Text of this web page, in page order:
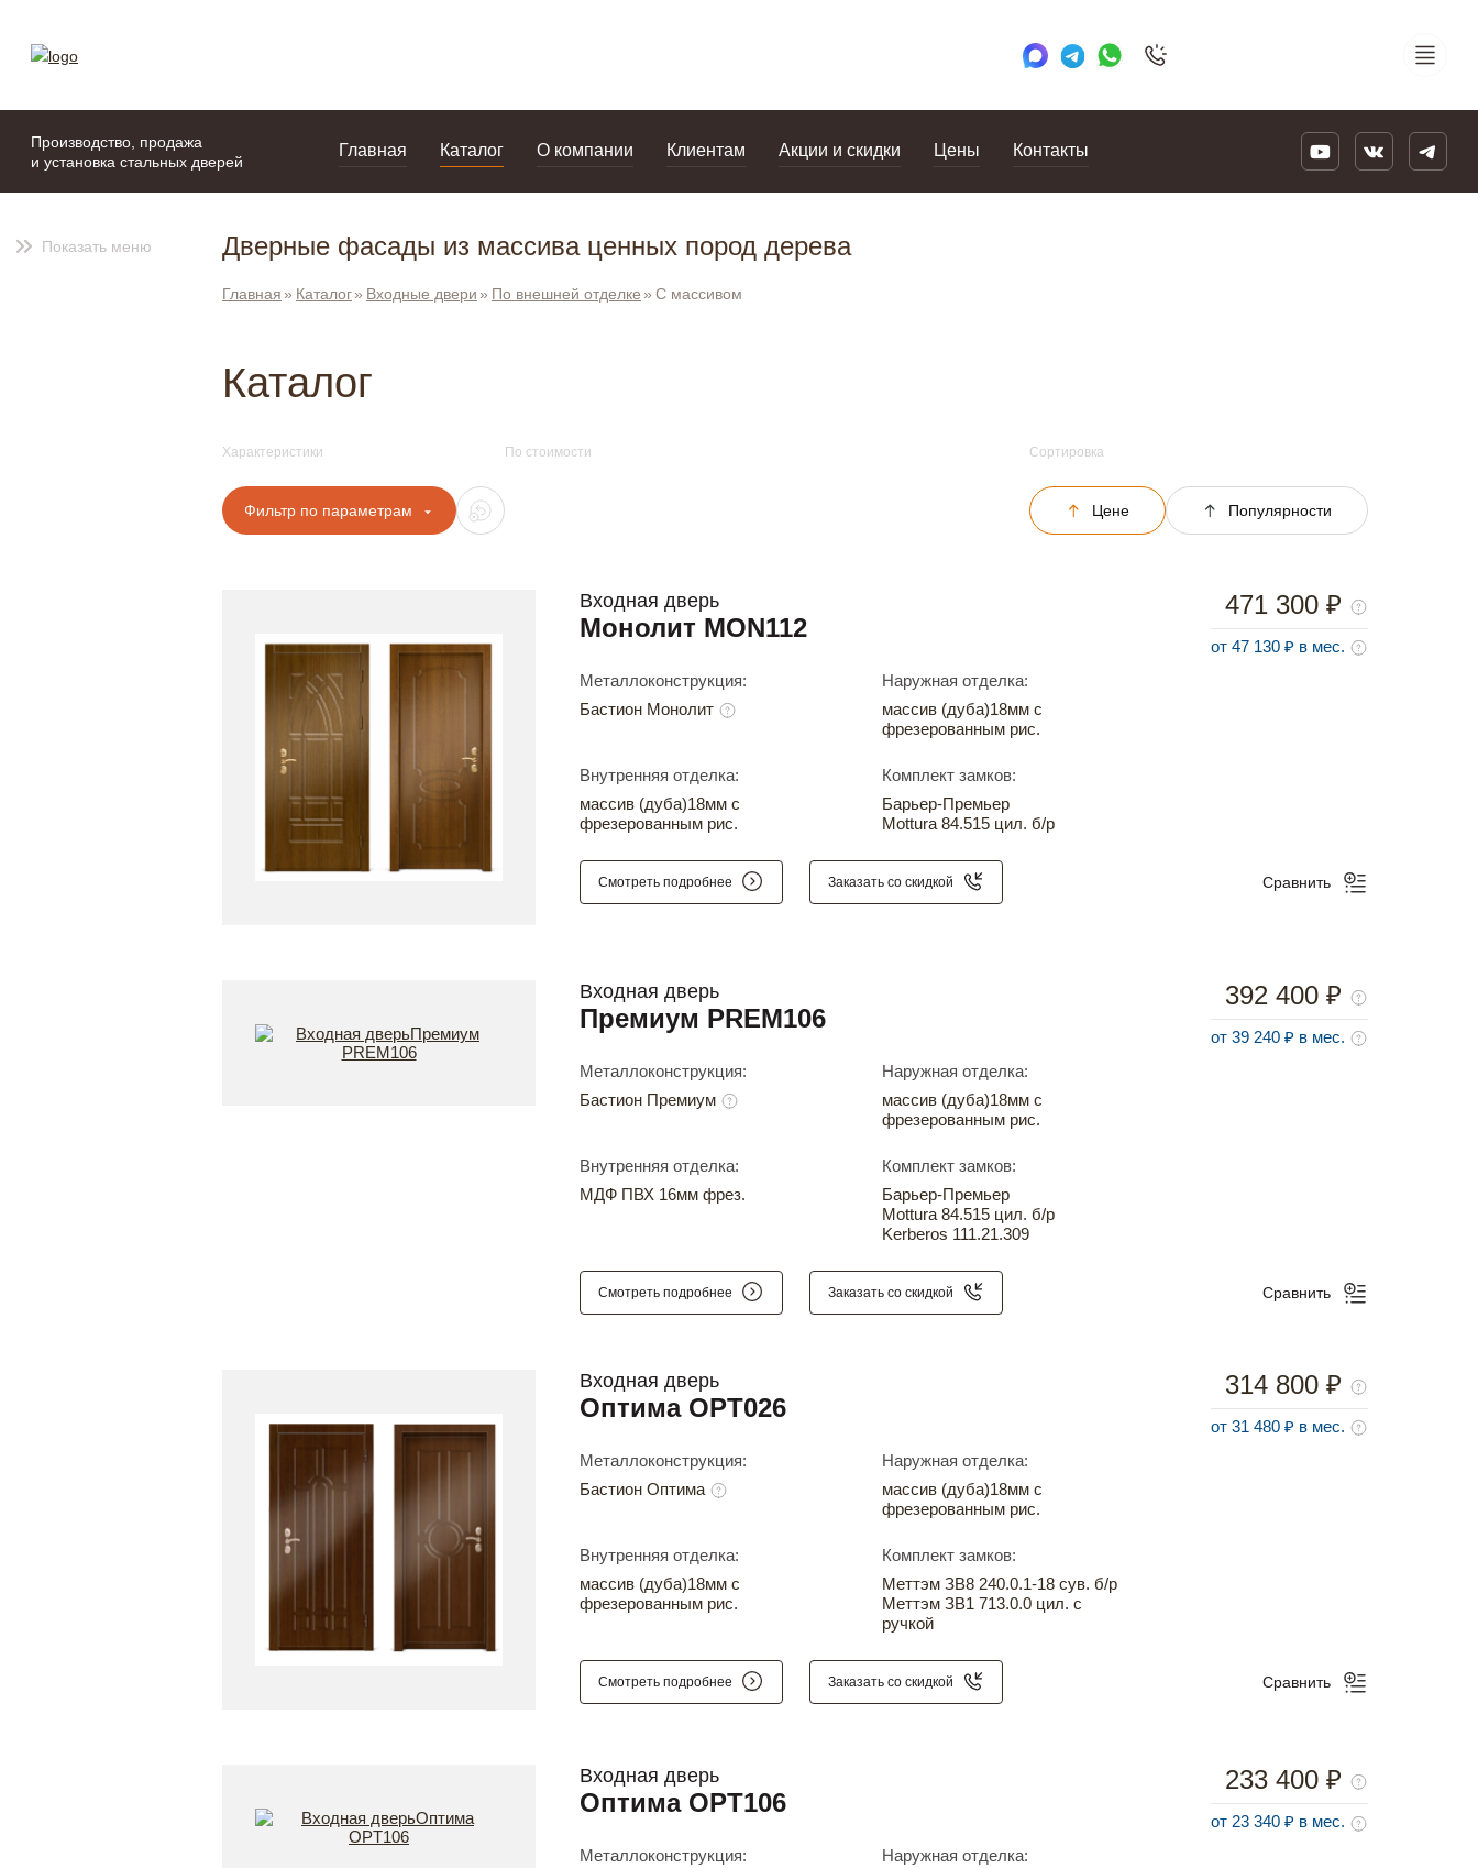
Производство, продажа
и установка стальных дверей
Главная Каталог О компании Клиентам Акции и скидки Цены Контакты
Показать меню Дверные фасады из массива ценных пород дерева
Главная Каталог Входные двери По внешней отделке С массивом
Каталог
Характеристики
Фильтр по параметрам
По стоимости Сортировка
Цене Популярности
Входная дверь
Монолит MON112
Металлоконструкция:
Бастион Монолит
Наружная отделка:
массив (дуба)18мм с
фрезерованным рис.
Внутренняя отделка:
массив (дуба)18мм с
фрезерованным рис.
Комплект замков:
Барьер-Премьер
Mottura 84.515 цил. б/р
471 300 ₽
от 47 130 ₽ в мес.
Смотреть подробнее Заказать со скидкой Сравнить
Входная дверь
Премиум PREM106
Металлоконструкция:
Бастион Премиум
Наружная отделка:
массив (дуба)18мм с
фрезерованным рис.
Внутренняя отделка:
МДФ ПВХ 16мм фрез.
Комплект замков:
Барьер-Премьер
Mottura 84.515 цил. б/р
Kerberos 111.21.309
392 400 ₽
от 39 240 ₽ в мес.
Смотреть подробнее Заказать со скидкой Сравнить
Входная дверь
Оптима OPT026
Металлоконструкция:
Бастион Оптима
Наружная отделка:
массив (дуба)18мм с
фрезерованным рис.
Внутренняя отделка:
массив (дуба)18мм с
фрезерованным рис.
Комплект замков:
Меттэм ЗВ8 240.0.1-18 сув. б/р
Меттэм ЗВ1 713.0.0 цил. с
ручкой
314 800 ₽
от 31 480 ₽ в мес.
Смотреть подробнее Заказать со скидкой Сравнить
Входная дверь
Оптима OPT106
Металлоконструкция:
Наружная отделка:
233 400 ₽
от 23 340 ₽ в мес.